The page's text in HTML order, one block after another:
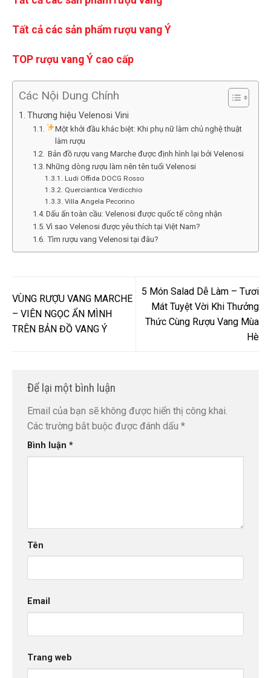
Tất cả các sản phẩm rượu vang Ý
TOP rượu vang Ý cao cấp
Các Nội Dung Chính
Thương hiệu Velenosi Vini
Một khởi đầu khác biệt: Khi phụ nữ làm chủ nghệ thuật
làm rượu
️ Bản đồ rượu vang Marche được định hình lại bởi Velenosi
Những dòng rượu làm nên tên tuổi Velenosi
Ludi Offida DOCG Rosso
Querciantica Verdicchio
Villa Angela Pecorino
Dấu ấn toàn cầu: Velenosi được quốc tế công nhận
Vì sao Velenosi được yêu thích tại Việt Nam?
️ Tìm rượu vang Velenosi tại đâu?
VÙNG RƯỢU VANG MARCHE
– VIÊN NGỌC ẨN MÌNH
TRÊN BẢN ĐỒ VANG Ý
5 Món Salad Dễ Làm – Tươi
Mát Tuyệt Vời Khi Thưởng
Thức Cùng Rượu Vang Mùa
Hè
Để lại một bình luận
Email của bạn sẽ không được hiển thị công khai.
Các trường bắt buộc được đánh dấu *
Bình luận *
Tên
Email
Trang web